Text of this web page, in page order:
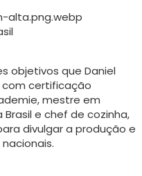
objetivos que Daniel
com certificação
mestre em
e chef de cozinha,
divulgar a produção e